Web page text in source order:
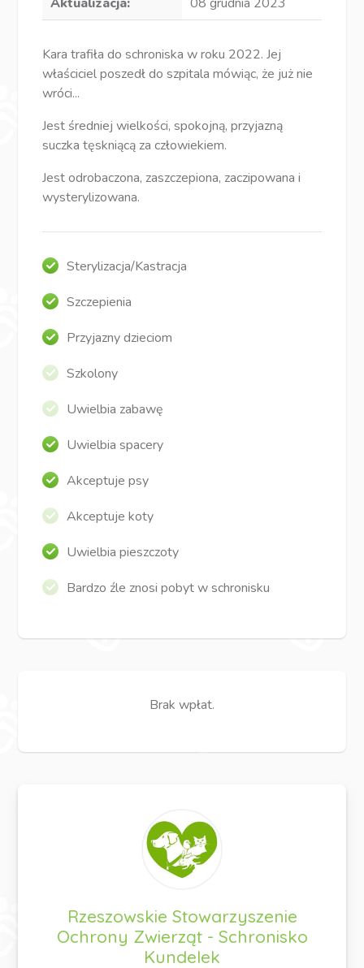
Kara trafiła do schroniska w roku 2022. Jej
właściciel poszedł do szpitala mówiąc, że już nie
wróci...
Jest średniej wielkości, spokojną, przyjazną
suczka tęskniącą za człowiekiem.
Jest odrobaczona, zaszczepiona, zaczipowana i
wysterylizowana.
Sterylizacja/Kastracja
Szczepienia
Przyjazny dzieciom
Szkolony
Uwielbia zabawę
Uwielbia spacery
Akceptuje psy
Akceptuje koty
Uwielbia pieszczoty
Bardzo źle znosi pobyt w schronisku
Brak wpłat.
Rzeszowskie Stowarzyszenie
Ochrony Zwierząt - Schronisko
Kundelek